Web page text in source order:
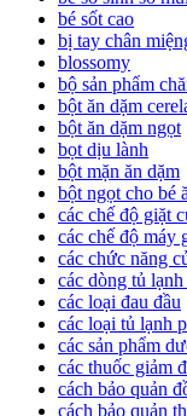
bé sốt cao
bị tay chân
blossomy
bộ sản phẩm
bột ăn dặm
bột ăn dặm ngọt
bọt dịu lành
bột mặn ăn dặm
bột ngọt cho bé
các chế độ giặt
các chế độ máy
các chức năng
các dòng tủ
các loại đau đầu
các loại tủ lạnh
các sản phẩm
các thuốc giảm
cách bảo quản
cách bảo quản